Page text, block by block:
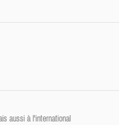
aussi à l'international